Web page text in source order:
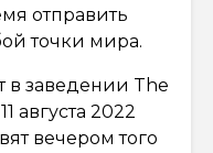
отправить
точки мира.
в заведении The
августа 2022
вечером того